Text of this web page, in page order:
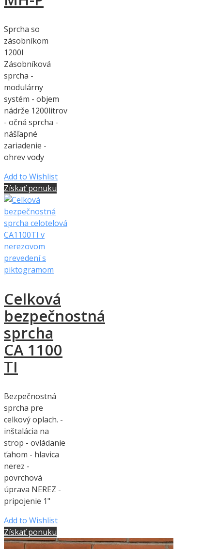
Sprcha so
zásobníkom
1200l
Zásobníková
sprcha -
modulárny
systém - objem
nádrže 1200litrov
- očná sprcha -
nášľapné
zariadenie -
ohrev vody
Add to Wishlist
Získať ponuku
Celková
bezpečnostná
sprcha
CA 1100
TI
Bezpečnostná
sprcha pre
celkový oplach. -
inštalácia na
strop - ovládanie
ťahom - hlavica
nerez -
povrchová
úprava NEREZ -
pripojenie 1"
Add to Wishlist
Získať ponuku